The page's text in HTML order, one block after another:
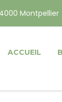
Montpellier
ACCUEIL